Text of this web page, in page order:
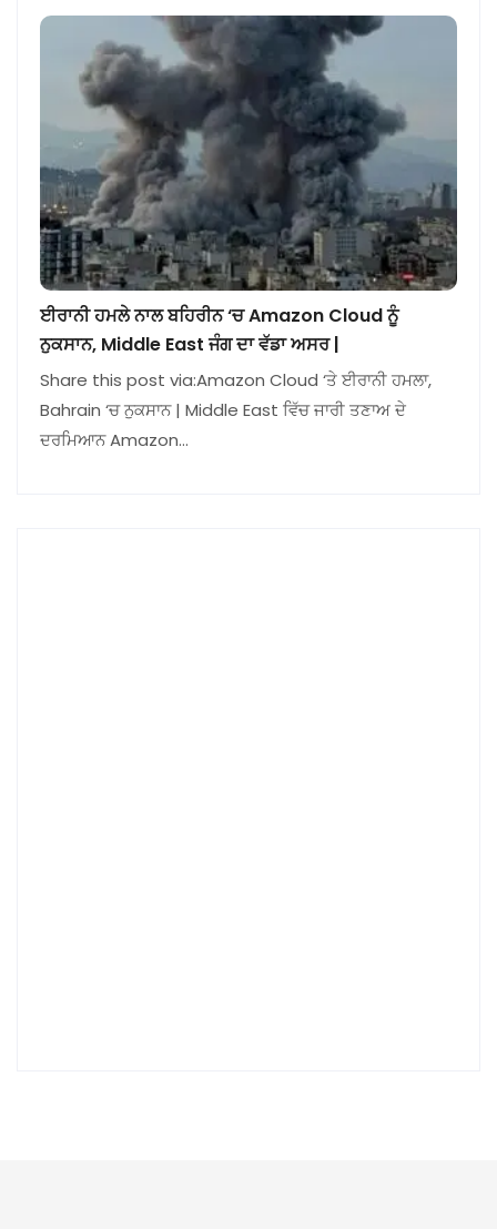
ਈਰਾਨੀ ਹਮਲੇ ਨਾਲ ਬਹਿਰੀਨ ‘ਚ Amazon Cloud ਨੂੰ
ਨੁਕਸਾਨ, Middle East ਜੰਗ ਦਾ ਵੱਡਾ ਅਸਰ |
Share this post via:Amazon Cloud ‘ਤੇ ਈਰਾਨੀ ਹਮਲਾ,
Bahrain ‘ਚ ਨੁਕਸਾਨ | Middle East ਵਿੱਚ ਜਾਰੀ ਤਣਾਅ ਦੇ
ਦਰਮਿਆਨ Amazon…